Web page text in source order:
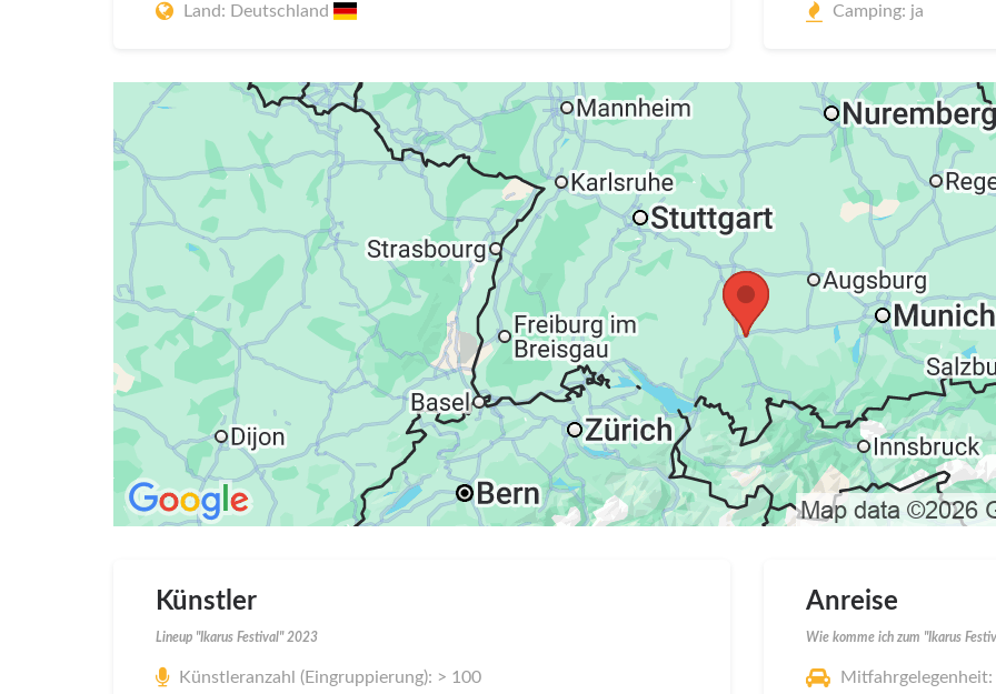
Land: Deutschland
Camping: ja
Künstler
Lineup "Ikarus Festival" 2023
Künstleranzahl (Eingruppierung): > 100
Anreise
Wie komme ich zum "Ikarus